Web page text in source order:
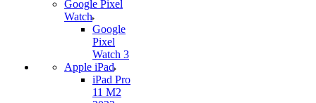
Google Pixel
Watch
Google
Pixel
Watch 3
Apple iPad
iPad Pro
11 M2